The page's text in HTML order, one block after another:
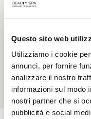
Questo sito web
Utilizziamo i cookie
annunci, per fornire
analizzare il nostro
informazioni sul modo
nostri partner che si
pubblicità e social
sugar beet or
maintain the
Furthermore, it has
helps seal out
and protect